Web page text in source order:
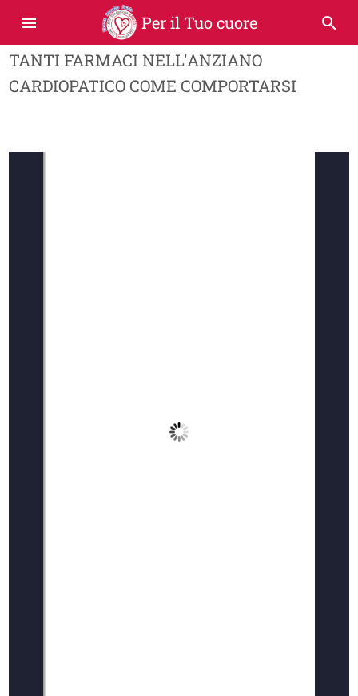
menu Per il Tuo cuore search
TANTI FARMACI NELL'ANZIANO
CARDIOPATICO COME COMPORTARSI